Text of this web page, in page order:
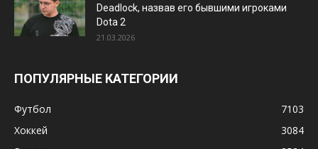
Deadlock, назвав его бывшими игроками
Dota 2
21.03.2026
ПОПУЛЯРНЫЕ КАТЕГОРИИ
Футбол
7103
Хоккей
3084